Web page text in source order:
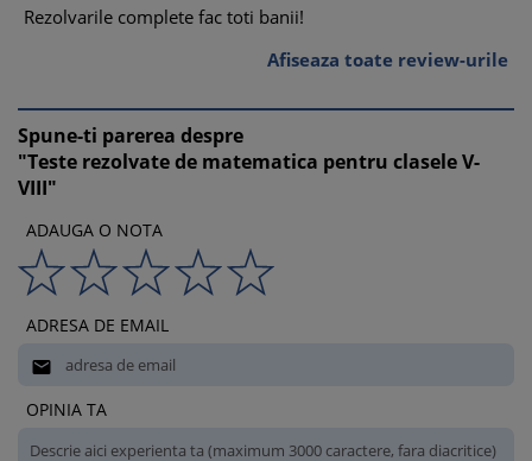
Rezolvarile complete fac toti banii!
Afiseaza toate review-urile
Spune-ti parerea despre
"Teste rezolvate de matematica pentru clasele V-
VIII"
ADAUGA O NOTA
ADRESA DE EMAIL

OPINIA TA